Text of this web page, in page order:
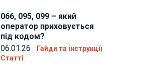
066, 095, 099 – який
оператор приховується
під кодом?
06.01.26
Гайди та інструкції
Статті